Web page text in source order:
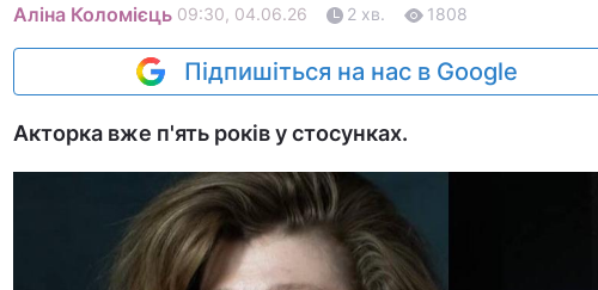
Аліна Коломієць 09:30, 04.06.26 2 хв. 1808
Підпишіться на нас в Google
Акторка вже п'ять років у стосунках.